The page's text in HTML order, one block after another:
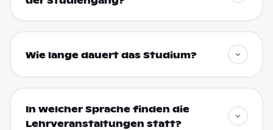
Wie lange dauert das Studium?
In welcher Sprache finden die
Lehrveranstaltungen statt?